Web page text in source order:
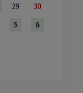
29
30
5
6